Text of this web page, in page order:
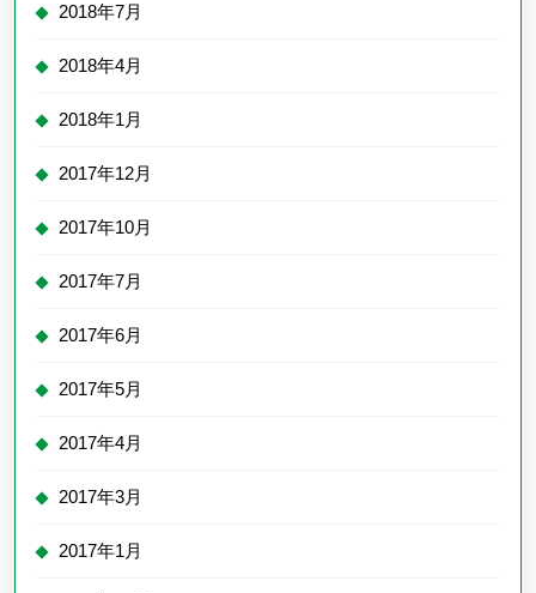
2018年7月
2018年4月
2018年1月
2017年12月
2017年10月
2017年7月
2017年6月
2017年5月
2017年4月
2017年3月
2017年1月